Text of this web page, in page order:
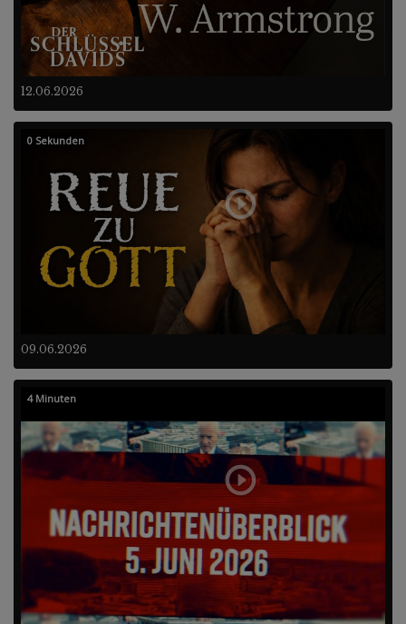
12.06.2026
09.06.2026
0 Sekunden
4 Minuten